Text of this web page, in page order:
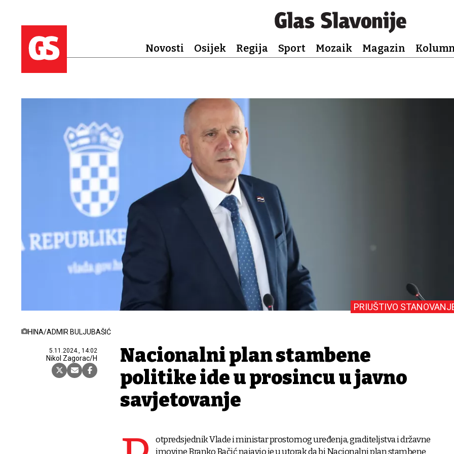
Novosti Osijek Regija Sport Mozaik Magazin
HINA/ADMIR BULJUBAŠIĆ
5.11.2024., 14:02
Nikol Zagorac/H
PRIUŠTIVO
Nacionalni plan stambene
politike ide u prosincu u javno
savjetovanje
otpredsjednik Vlade i ministar prostornog uređenja, graditeljstva i državne
imovine Branko Bačić najavio je u utorak da bi Nacionalni plan stambene